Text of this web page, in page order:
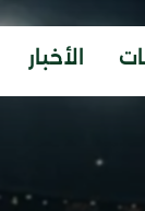
الأخبار